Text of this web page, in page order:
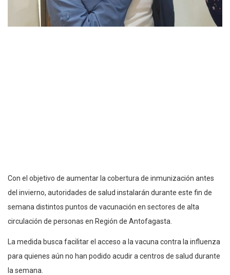
Con el objetivo de aumentar la cobertura de inmunización antes
del invierno, autoridades de salud instalarán durante este fin de
semana distintos puntos de vacunación en sectores de alta
circulación de personas en Región de Antofagasta.
La medida busca facilitar el acceso a la vacuna contra la influenza
para quienes aún no han podido acudir a centros de salud durante
la semana.